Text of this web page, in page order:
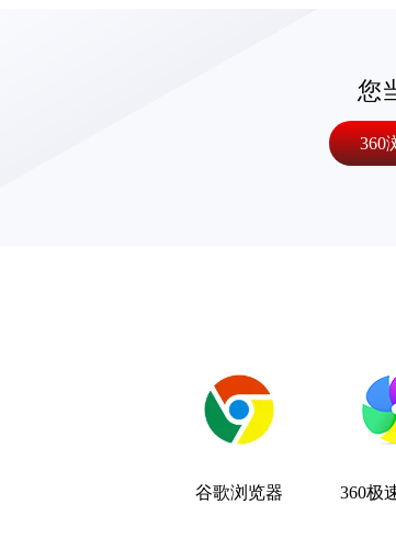
您
360
谷歌浏览器 360极